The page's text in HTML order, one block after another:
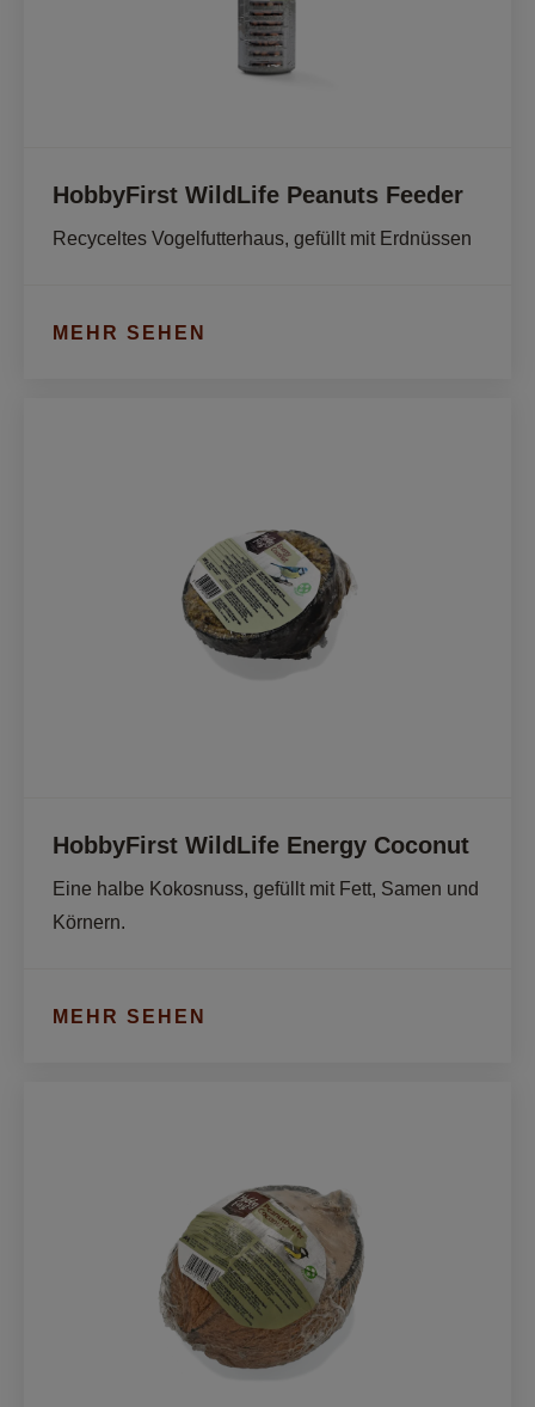
HobbyFirst WildLife Peanuts Feeder
Recyceltes Vogelfutterhaus, gefüllt mit Erdnüssen
MEHR SEHEN
HobbyFirst WildLife Energy Coconut
Eine halbe Kokosnuss, gefüllt mit Fett, Samen und
Körnern.
MEHR SEHEN